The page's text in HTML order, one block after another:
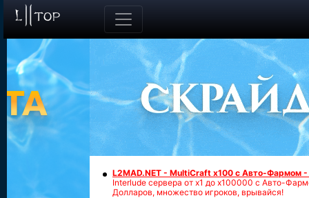
L2MAD.NET - MultiCraft x100 с Авто-Фармом
Interlude сервера от х1 до х100000 с Авто-
Долларов, множество игроков, врывайся!